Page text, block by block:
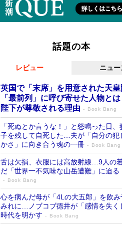
話題の本
レビュー ニュー
英国で「末席」を用意された天
「最前列」に呼び寄せた人物と
陛下が尊敬される理由
Book Bang
「死ぬとか言うな！」と怒鳴った日
子を残して自死した…夫が「自分の犯
かさ」に向き合う魂の一冊
Book Bang
舌は欠損、衣服には高放射線…9人の
だ「世界一不気味な山岳遭難」に迫る
Book Bang
心を病んだ母が「4Lの大五郎」を飲み
みれに…ノブコブ徳井が「感情を失く
時代を明かす
Book Bang